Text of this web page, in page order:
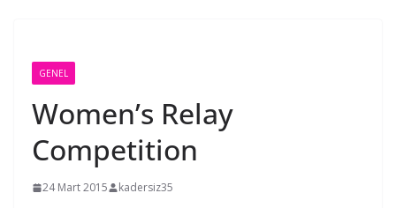
GENEL
Women’s Relay
Competition
24 Mart 2015 kadersiz35